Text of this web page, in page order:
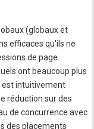
(globaux et
efficaces qu'ils ne
de page.
ont beaucoup plus
est intuitivement
réduction sur des
de concurrence avec
des placements